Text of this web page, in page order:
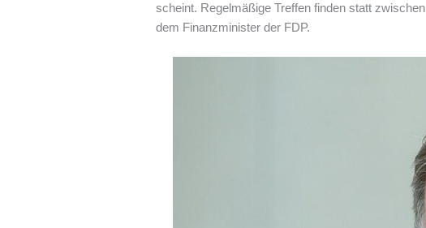
scheint. Regelmäßige Treffen finden statt
dem Finanzminister der FDP.